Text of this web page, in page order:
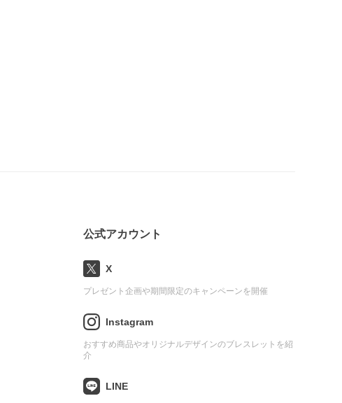
公式アカウント
X
プレゼント企画や期間限定のキャンペーンを開催
Instagram
おすすめ商品やオリジナルデザインのブレスレットを紹
介
LINE